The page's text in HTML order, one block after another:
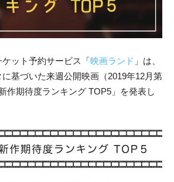
ット予約サービス「映画ランド 」 は、
基づいた来週公開映画（2019年12月第
作期待度ランキング TOP5」
を発表し